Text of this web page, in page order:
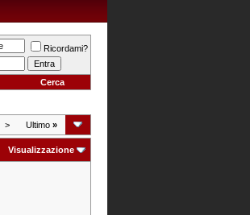
Ricordami?
Cerca
> Ultimo »
Visualizzazione